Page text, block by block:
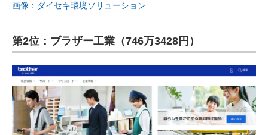
画像：ダイセキ環境ソリューション
第2位：ブラザー工業（746万3428円）